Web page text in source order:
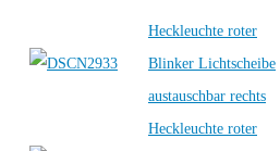
Heckleuchte roter
Blinker Lichtscheibe
austauschbar rechts
Heckleuchte roter